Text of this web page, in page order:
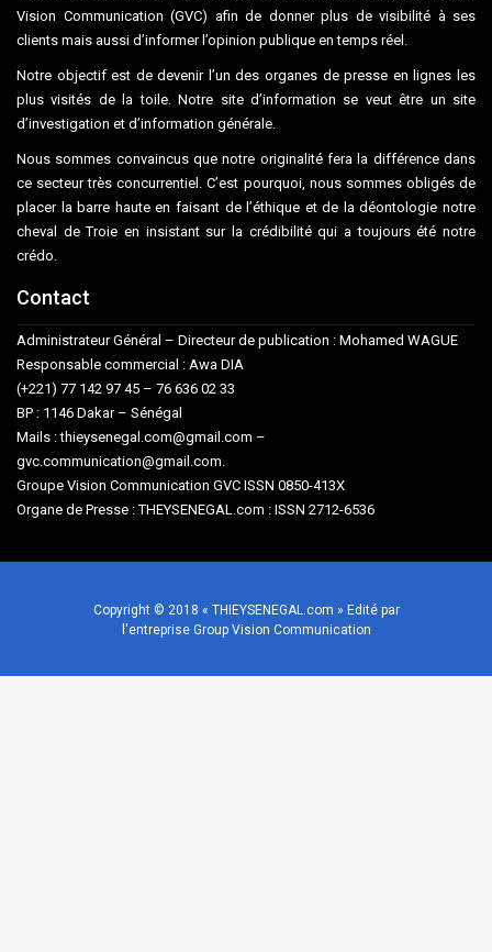
Vision Communication (GVC) afin de donner plus de visibilité à ses
clients mais aussi d’informer l’opinion publique en temps réel.
Notre objectif est de devenir l’un des organes de presse en lignes les
plus visités de la toile. Notre site d’information se veut être un site
d’investigation et d’information générale.
Nous sommes convaincus que notre originalité fera la différence dans
ce secteur très concurrentiel. C’est pourquoi, nous sommes obligés de
placer la barre haute en faisant de l’éthique et de la déontologie notre
cheval de Troie en insistant sur la crédibilité qui a toujours été notre
crédo.
Contact
Administrateur Général – Directeur de publication : Mohamed WAGUE
Responsable commercial : Awa DIA
(+221) 77 142 97 45 – 76 636 02 33
BP : 1146 Dakar – Sénégal
Mails : thieysenegal.com@gmail.com –
gvc.communication@gmail.com.
Groupe Vision Communication GVC ISSN 0850-413X
Organe de Presse : THEYSENEGAL.com : ISSN 2712-6536
Copyright © 2018 « THIEYSENEGAL.com » Edité par
l'entreprise Group Vision Communication